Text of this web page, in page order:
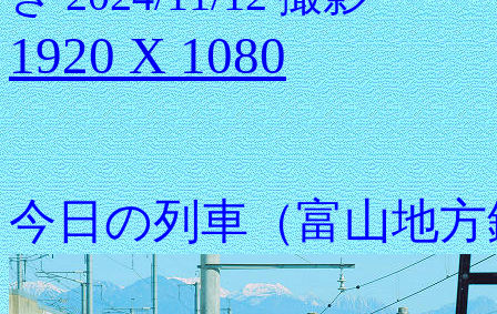
1920 X 1080
今日の列車（富山地